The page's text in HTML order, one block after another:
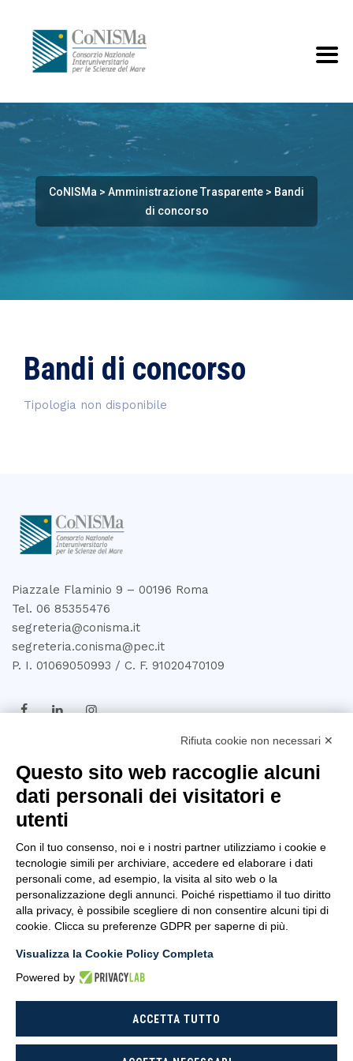
CoNISMa > Amministrazione Trasparente > Bandi
di concorso
Bandi di concorso
Tipologia non disponibile
Piazzale Flaminio 9 – 00196 Roma
Tel. 06 85355476
segreteria@conisma.it
segreteria.conisma@pec.it
P. I. 01069050993 / C. F. 91020470109
TRASPARENZA
Amministrazione
Trasparente
Privacy Policy
Whistleblowing
D.U.R.C
CoNISMa © 2026 - All rights reserved.
Rifiuta cookie non necessari ✕
Questo sito web raccoglie alcuni
dati personali dei visitatori e
utenti
Con il tuo consenso, noi e i nostri partner utilizziamo i cookie e
tecnologie simili per archiviare, accedere ed elaborare i dati
personali come, ad esempio, la visita al sito web o la
personalizzazione degli annunci. Poiché rispettiamo il tuo diritto
alla privacy, è possibile scegliere di non consentire alcuni tipi di
cookie. Clicca su preferenze GDPR per saperne di più.
Visualizza la Cookie Policy Completa
Powered by
ACCETTA TUTTO